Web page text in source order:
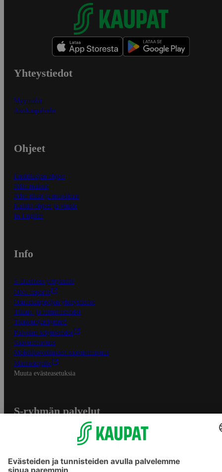
Yhteystiedot
Myymälät
Asiakaspalvelu
Ohjeet
Ensitilaajan ohjeet
Näin maksat
Näin tilaat ja muokkaat
Kaikki ohjeet ja vinkit
In English
Info
S-Business yrityksille
Oiva-raportit
Osuuskauppojen yhteystiedot
Tilaus- ja toimitusehdot
Tietosuojakäytäntö
Palvelun käyttöehdot
Saavutettavuus
Mobiilisovelluksen saavutettavuus
Mainostajalle
Muuta evästeasetuksia
S-ryhmän palvelut
Yhteishyvä Ruoka -sovellus